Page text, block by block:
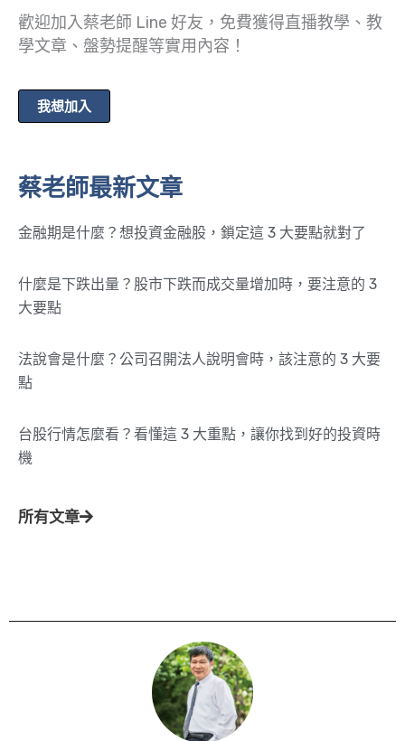
歡迎加入蔡老師 Line 好友，免費獲得直播教學、教
學文章、盤勢提醒等實用內容！
我想加入
蔡老師最新文章
金融期是什麼？想投資金融股，鎖定這 3 大要點就對了
什麼是下跌出量？股市下跌而成交量增加時，要注意的 3
大要點
法說會是什麼？公司召開法人說明會時，該注意的 3 大要
點
台股行情怎麼看？看懂這 3 大重點，讓你找到好的投資時
機
所有文章